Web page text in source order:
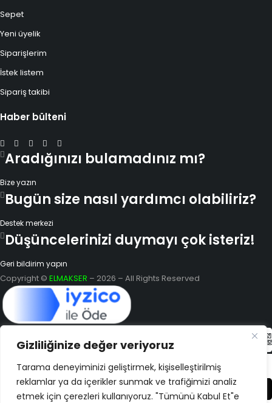
Gizliliğinize değer veriyoruz
Tarama deneyiminizi geliştirmek, kişiselleştirilmiş
reklamlar ya da içerikler sunmak ve trafiğimizi analiz
etmek için çerezleri kullanıyoruz. "Tümünü Kabul Et"e
Sepet
Yeni üyelik
Siparişlerim
İstek listem
Sipariş takibi
Haber bülteni
Aradığınızı bulamadınız mı?
Bize yazın
Bugün size nasıl yardımcı olabiliriz?
Destek merkezi
Düşüncelerinizi duymayı çok isteriz!
Geri bildirim yapın
Copyright © ELMAKSER – 2026 – All Rights Reserved
(0)